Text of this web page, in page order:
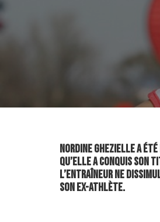
Nordine Ghezielle a
qu’elle a conquis son
L’entraîneur ne
son ex-athlète.